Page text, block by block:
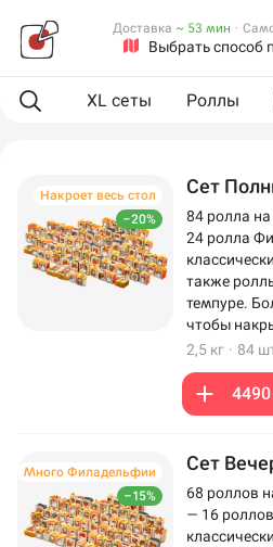
Выбрать способ
Доставка ~ 53 мин ·
еда XL сеты Роллы
–20%
Накроет весь стол Сет
84 ролла
24 ролла
также
темпуре.
чтобы
2,5 кг · 84
–15%
Много Филадельфии Сет
68 роллов
— 16